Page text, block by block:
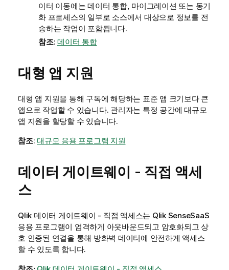
이터 이동에는 데이터 통합, 마이그레이션 또는 동기
화 프로세스의 일부로 소스에서 대상으로 정보를 전
송하는 작업이 포함됩니다.
참조: 데이터 통합
대형 앱 지원
대형 앱 지원을 통해 구독에 해당하는 표준 앱 크기보다 큰
앱으로 작업할 수 있습니다. 관리자는 특정 공간에 대규모
앱 지원을 할당할 수 있습니다.
참조: 대규모 응용 프로그램 지원
데이터 게이트웨이 - 직접 액세
스
Qlik 데이터 게이트웨이 - 직접 액세스는 Qlik SenseSaaS
응용 프로그램이 엄격하게 아웃바운드되고 암호화되고 상
호 인증된 연결을 통해 방화벽 데이터에 안전하게 액세스
할 수 있도록 합니다.